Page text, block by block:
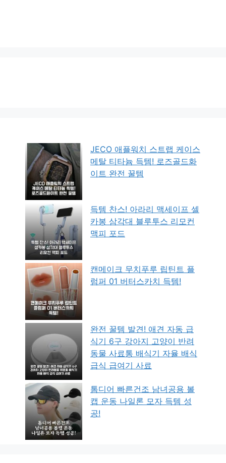
JECO 애플워치 스트랩 케이스
메탈 티타늄 득템! 로즈골드화
이트 완전 꿀템
득템 찬스! 아라리 맥세이프 셀
카봉 삼각대 블루투스 리모컨
맥피 포드
캔메이크 무치푸루 립틴트 플
럼퍼 01 버터스카치 득템!
완전 꿀템 발견! 애견 자동 급
식기 6구 강아지 고양이 반려
동물 사료통 배식기 자율 배식
급식 급여기 사료
톰디어 빠른건조 남녀공용 볼
캡 운동 나일론 모자 득템 성
공!